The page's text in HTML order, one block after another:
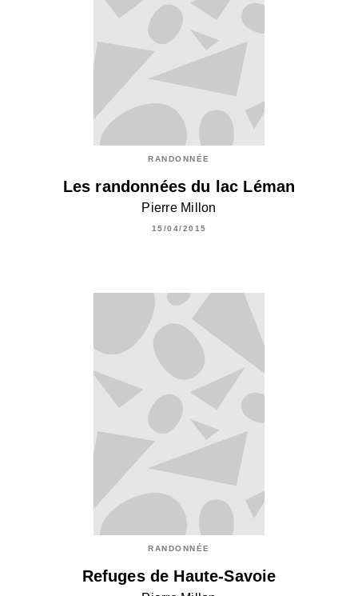
RANDONNÉE
Les randonnées du lac Léman
Pierre Millon
15/04/2015
RANDONNÉE
Refuges de Haute-Savoie